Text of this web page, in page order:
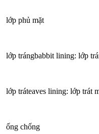
lớp phủ mặt
lớp trángbabbit lining: lớp
lớp tráteaves lining: lớp trát
ống chống